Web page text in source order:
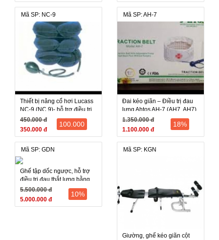
Mã SP: NC-9
Thiết bị nâng cổ hơi Lucass
NC-9 (NC 9)- hỗ trợ điều trị
đau, gáy, mỏi cổ
450.000 đ
350.000 đ
100.000
Mã SP: AH-7
Đai kéo giãn – Điều trị đau
lưng Ahtos AH-7 (AH7, AH7)
1.350.000 đ
1.100.000 đ
18%
Mã SP: GDN
Ghế tập dốc ngược, hỗ trợ
điều trị đau thắt lưng bằng
trọng lực tự thân
5.500.000 đ
5.000.000 đ
10%
Mã SP: KGN
Giường, ghế kéo giãn cột